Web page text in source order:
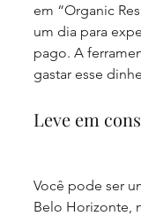
em “Organic
um dia para
pago. A
gastar esse
Leve em
Você pode ser
Belo Horizonte,